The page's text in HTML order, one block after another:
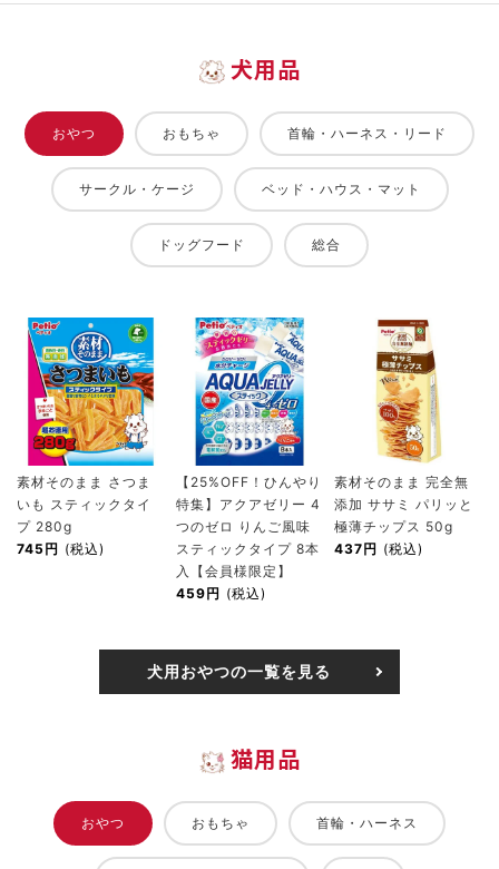
犬用品
おやつ おもちゃ 首輪・ハーネス・リード
サークル・ケージ ベッド・ハウス・マット
ドッグフード 総合
素材そのまま さつま
いも スティックタイ
プ 280g
745円 (税込)
【25%OFF！ひんやり
特集】アクアゼリー 4
つのゼロ りんご風味
スティックタイプ 8本
入【会員様限定】
459円 (税込)
素材そのまま 完全無
添加 ササミ パリッと
極薄チップス 50g
437円 (税込)
犬用おやつの一覧を見る
猫用品
おやつ おもちゃ 首輪・ハーネス